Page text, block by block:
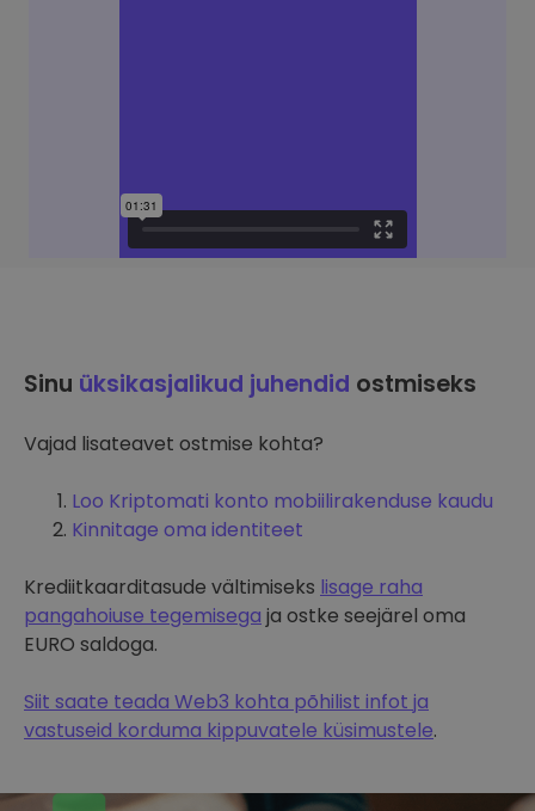
Sinu üksikasjalikud juhendid ostmiseks
Vajad lisateavet ostmise kohta?
Loo Kriptomati konto mobiilirakenduse kaudu
Kinnitage oma identiteet
Krediitkaarditasude vältimiseks lisage raha
pangahoiuse tegemisega ja ostke seejärel oma
EURO saldoga.
Siit saate teada Web3 kohta põhilist infot ja
vastuseid korduma kippuvatele küsimustele.